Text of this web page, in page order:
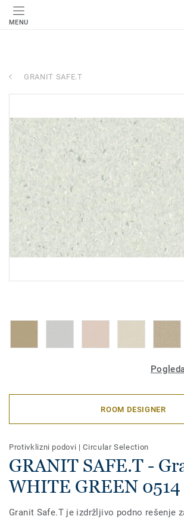
MENU
GRANIT SAFE.T
ROOM DESIGNER
Protivklizni podovi |Circular Selection
GRANIT SAFE.T -
WHITE GREEN 0514
Granit Safe.T je izdržljivo podno rešenje